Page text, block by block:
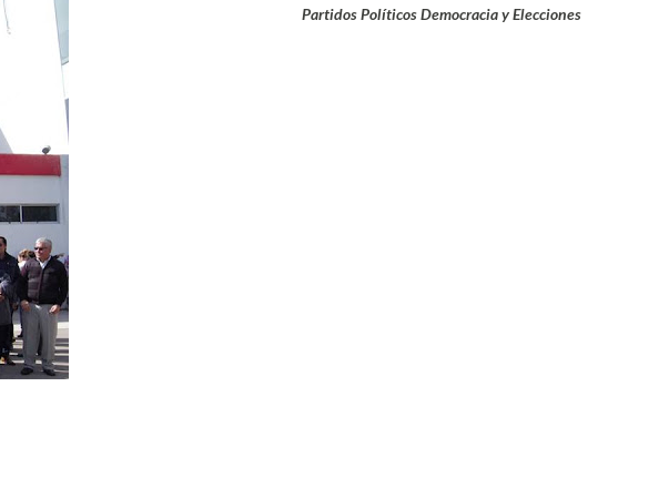
Partidos Políticos Democracia y Elecciones